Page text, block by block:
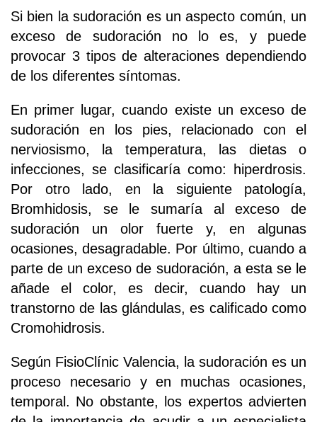
Si bien la sudoración es un aspecto común, un
exceso de sudoración no lo es, y puede
provocar 3 tipos de alteraciones dependiendo
de los diferentes síntomas.
En primer lugar, cuando existe un exceso de
sudoración en los pies, relacionado con el
nerviosismo, la temperatura, las dietas o
infecciones, se clasificaría como: hiperdrosis.
Por otro lado, en la siguiente patología,
Bromhidosis, se le sumaría al exceso de
sudoración un olor fuerte y, en algunas
ocasiones, desagradable. Por último, cuando a
parte de un exceso de sudoración, a esta se le
añade el color, es decir, cuando hay un
transtorno de las glándulas, es calificado como
Cromohidrosis.
Según FisioClínic Valencia, la sudoración es un
proceso necesario y en muchas ocasiones,
temporal. No obstante, los expertos advierten